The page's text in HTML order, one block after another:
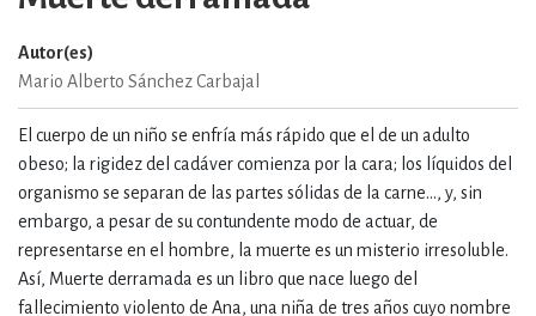
Autor(es)
Mario Alberto Sánchez Carbajal
El cuerpo de un niño se enfría más rápido que el de un adulto
obeso; la rigidez del cadáver comienza por la cara; los líquidos del
organismo se separan de las partes sólidas de la carne…, y, sin
embargo, a pesar de su contundente modo de actuar, de
representarse en el hombre, la muerte es un misterio irresoluble.
Así, Muerte derramada es un libro que nace luego del
fallecimiento violento de Ana, una niña de tres años cuyo nombre